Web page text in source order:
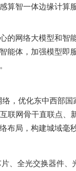
算智一体边缘计算
网络大模型和智
能体，加强模型即
优化东中西部国
联网骨干直联点、
布局，构建城域毫
全光交换器件、